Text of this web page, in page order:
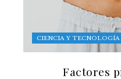
CIENCIA Y TECNOLOGÍA
Factores